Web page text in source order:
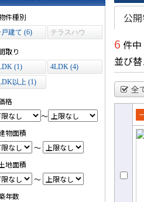
の条件で絞り込む
件種別
建て (6)
テラスハウ
取り
(1)
4LDK (4)
以上 (1)
格
～
物面積
～
地面積
～
年数
一覧
公開
6 件
並び
全
て